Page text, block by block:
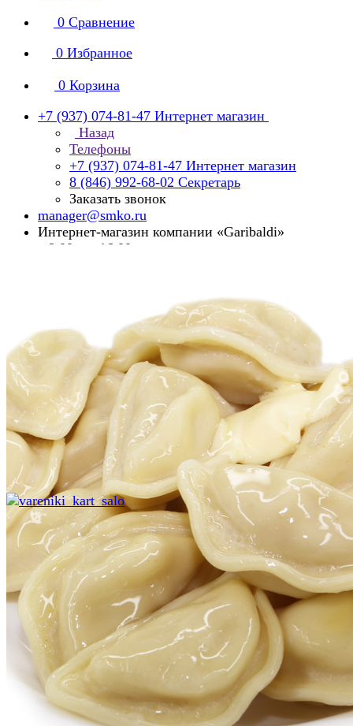
0 Сравнение
0 Избранное
0 Корзина
+7 (937) 074-81-47 Интернет магазин
Назад
Телефоны
+7 (937) 074-81-47 Интернет магазин
8 (846) 992-68-02 Секретарь
Заказать звонок
manager@smko.ru
Интернет-магазин компании «Garibaldi»
с 8:00 до 16:00
Главная
Каталог
Полуфабрикаты
Вареники
Вареники с картофелем и салом